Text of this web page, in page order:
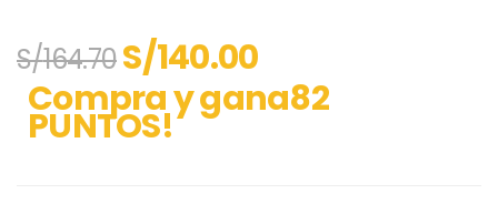
S/164.70S/140.00
Compra y gana82
PUNTOS!